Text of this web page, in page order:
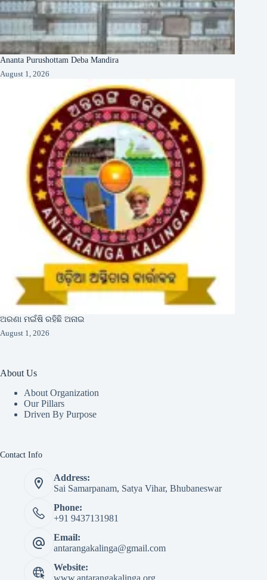
Ananta Purushottam Deba Mandira
August 1, 2026
ଅରଣା ମଇଁଷି ରହିଛି ଅନାଇ
August 1, 2026
About Us
About Organization
Our Pillars
Driven By Purpose​
Contact Info
Address:
Sai Samarpanam, Satya Vihar, Bhubaneswar
Phone:
+91 9437131981
Email:
antarangakalinga@gmail.com
Website:
www.antarangakalinga.org